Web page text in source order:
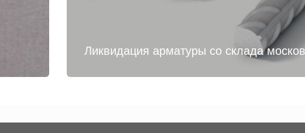
Ликвидация арматуры со склада